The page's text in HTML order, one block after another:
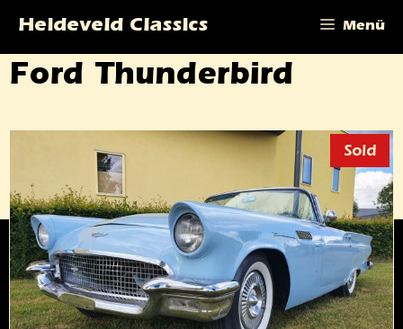
Inhalt
springen
Heideveld Classics Menü
Ford Thunderbird
Sold